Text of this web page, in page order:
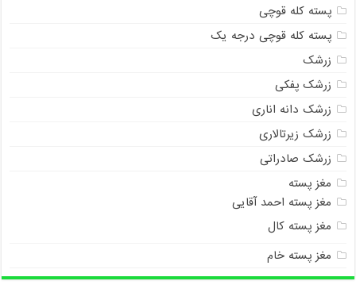
پسته کله قوچی
پسته کله قوچی درجه یک
زرشک
زرشک پفکی
زرشک دانه اناری
زرشک زیرتالاری
زرشک صادراتی
مغز پسته
مغز پسته احمد آقایی
مغز پسته کال
مغز پسته خام